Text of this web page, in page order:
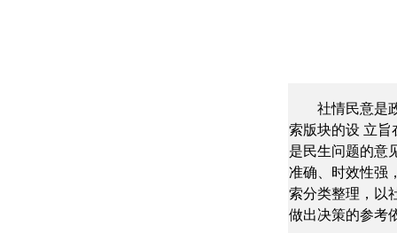
社情民意是
索版块的设 立旨
是民生问题的意
准确、时效性强
索分类整理，以
做出决策的参考